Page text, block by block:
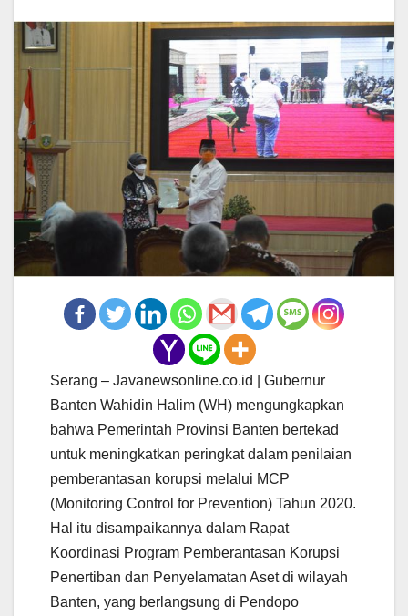
Serang – Javanewsonline.co.id | Gubernur
Banten Wahidin Halim (WH) mengungkapkan
bahwa Pemerintah Provinsi Banten bertekad
untuk meningkatkan peringkat dalam penilaian
pemberantasan korupsi melalui MCP
(Monitoring Control for Prevention) Tahun 2020.
Hal itu disampaikannya dalam Rapat
Koordinasi Program Pemberantasan Korupsi
Penertiban dan Penyelamatan Aset di wilayah
Banten, yang berlangsung di Pendopo